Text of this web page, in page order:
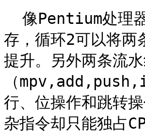
存，循环2可以将两
提升。另外两条流
（
行、位操作和跳转
杂指令却只能独占